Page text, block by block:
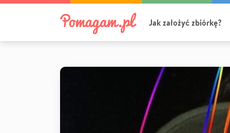
Jak założyć zbiórkę?